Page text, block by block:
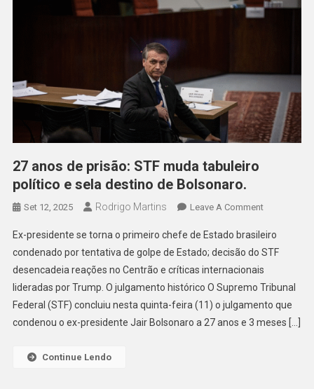
Agitam
27 anos de prisão: STF muda tabuleiro
político e sela destino de Bolsonaro.
Set 12, 2025 Rodrigo Martins Leave A CommentOn
Anos
De
Prisão:
STF
Muda
Tabuleiro
Ex-presidente se torna o primeiro chefe de Estado brasileiro
condenado por tentativa de golpe de Estado; decisão do STF
desencadeia reações no Centrão e críticas internacionais
lideradas por Trump. O julgamento histórico O Supremo Tribunal
Federal (STF) concluiu nesta quinta-feira (11) o julgamento que
condenou o ex-presidente Jair Bolsonaro a 27 anos e 3 meses […]
Continue Lendo